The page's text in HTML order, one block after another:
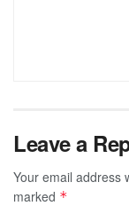
Leave a
Your email address
marked *